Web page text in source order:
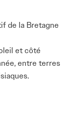
de la Bretagne
et côté
entre terres